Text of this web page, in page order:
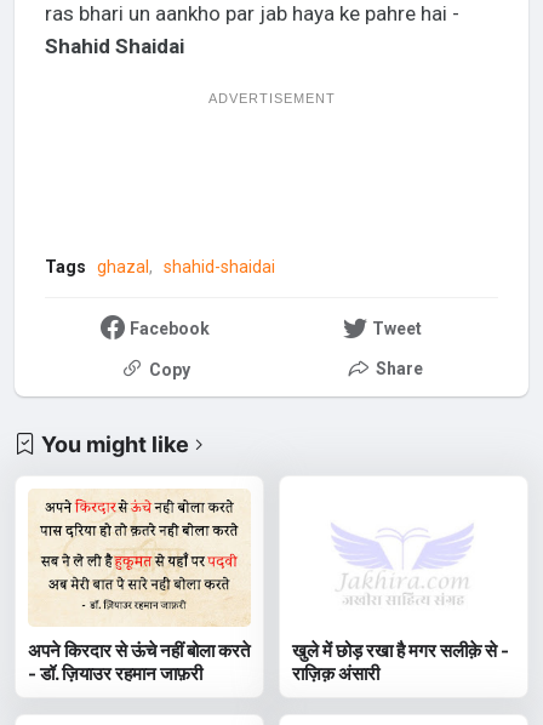
ras bhari un aankho par jab haya ke pahre hai -
Shahid Shaidai
ADVERTISEMENT
Tags ghazal shahid-shaidai
Facebook Tweet
Copy Share
You might like
अपने किरदार से ऊंचे नहीं बोला करते
- डॉ. ज़ियाउर रहमान जाफ़री
खुले में छोड़ रखा है मगर सलीक़े से -
राज़िक़ अंसारी